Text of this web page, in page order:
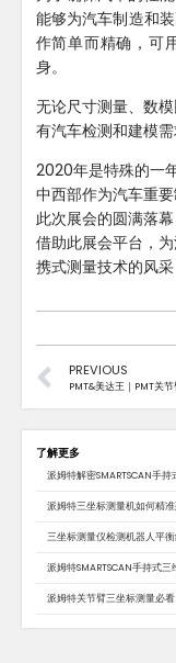
了解更多
派姆特解密SMARTSCAN手
派姆特三坐标测量机如何精
三坐标测量仪检测机器人平
派姆特SMARTSCAN手持式
派姆特关节臂三坐标测量必
能够为汽车制造和
作简单而精确，可
身。
无论尺寸测量、数
有汽车检测和建模需
2020年是特殊的一
中西部作为汽车重要
此次展会的圆满落
借助此展会平台，
携式测量技术的风采
PREVIOUS